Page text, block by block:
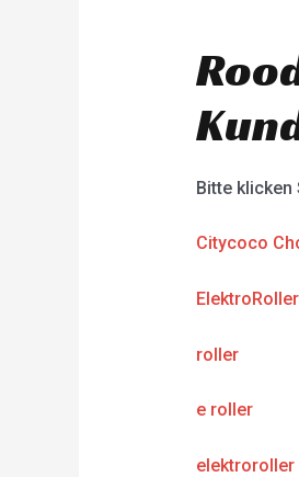
Bitte klicken
Citycoco
roller
e roller
elektroroller